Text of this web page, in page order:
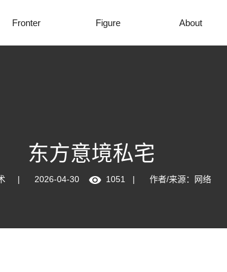
Fronter Figure About
东方意境私宅
| 2026-04-30 1051 | 作者/来源： 网络